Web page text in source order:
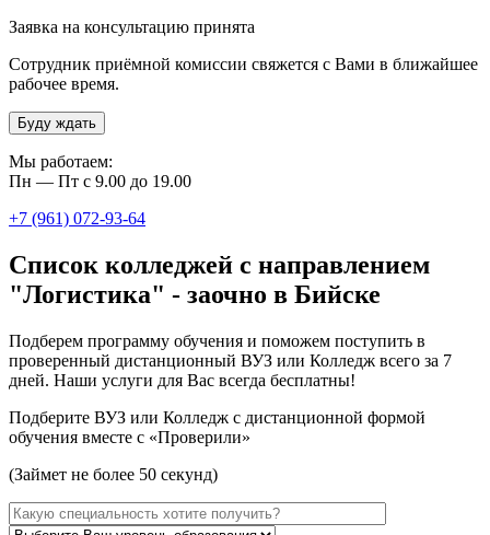
Заявка на консультацию принята
Сотрудник приёмной комиссии свяжется с Вами в ближайшее
рабочее время.
Буду ждать
Мы работаем:
Пн — Пт с 9.00 до 19.00
+7 (961) 072-93-64
Список колледжей с направлением
"Логистика" - заочно в Бийске
Подберем программу обучения и поможем поступить в
проверенный дистанционный ВУЗ или Колледж всего за 7
дней. Наши услуги для Вас всегда бесплатны!
Подберите ВУЗ или Колледж с дистанционной формой
обучения вместе с «Проверили»
(Займет не более 50 секунд)